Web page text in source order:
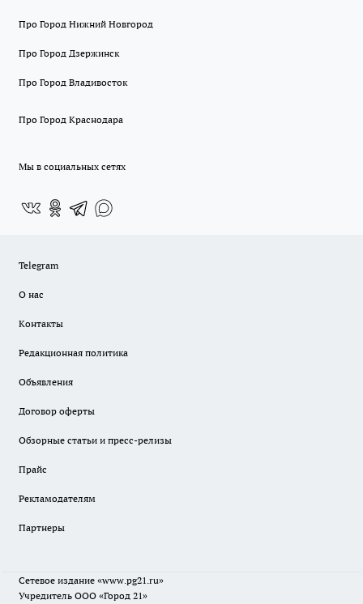
Про Город Нижний Новгород
Про Город Дзержинск
Про Город Владивосток
Про Город Краснодара
Мы в социальных сетях
Telegram
О нас
Контакты
Редакционная политика
Объявления
Договор оферты
Обзорные статьи и пресс-релизы
Прайс
Рекламодателям
Партнеры
Сетевое издание «www.pg21.ru»
Учредитель ООО «Город 21»